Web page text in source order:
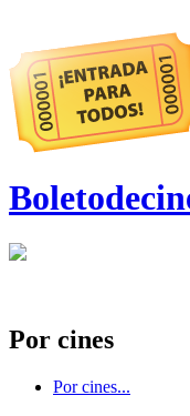
Por cines
Por cines...